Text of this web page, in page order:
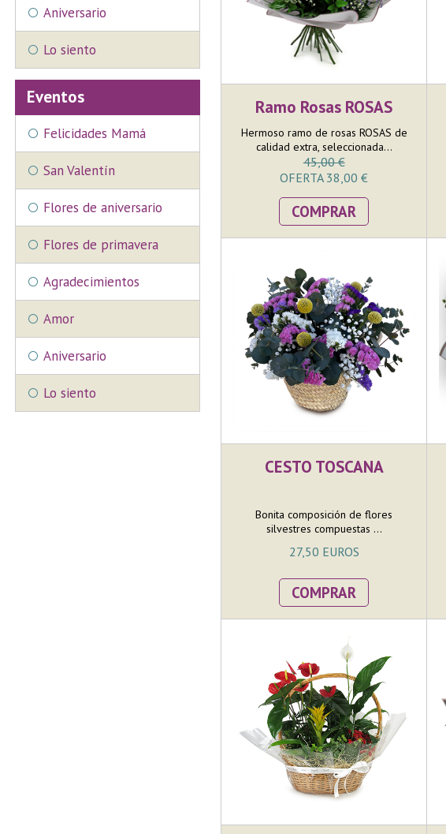
Ramo Rosas ROSAS
Hermoso ramo de rosas ROSAS de
calidad extra, seleccionada...
45,00 €
OFERTA 38,00 €
COMPRAR
CESTO TOSCANA
Bonita composición de flores
silvestres compuestas ...
27,50 EUROS
COMPRAR
Aniversario
Lo siento
Eventos
Felicidades Mamá
San Valentín
Flores de aniversario
Flores de primavera
Agradecimientos
Amor
Aniversario
Lo siento